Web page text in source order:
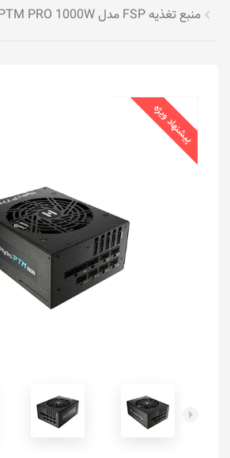
منبع تغذیه FSP مدل HYDRO PTM PRO 1000W
پیشنهاد ویژه